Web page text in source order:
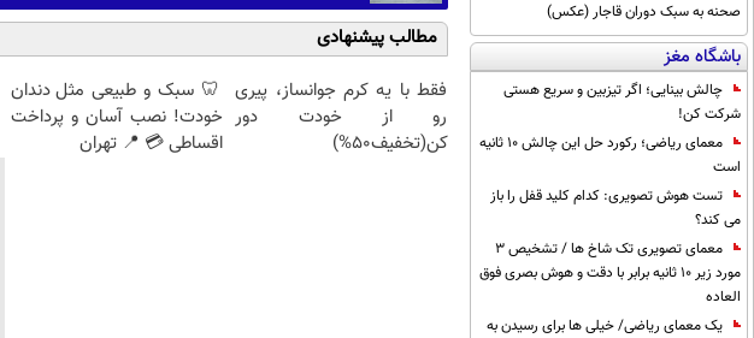
صحنه به سبک دوران قاجار (عکس)
باشگاه مغز
چالش بینایی؛ اگر تیزبین و سریع هستی
شرکت کن!
معمای ریاضی؛ رکورد حل این چالش 10 ثانیه
است
تست هوش تصویری: کدام کلید قفل را باز
می کند؟
معمای تصویری تک شاخ ها / تشخیص 3
مورد زیر 10 ثانیه برابر با دقت و هوش بصری فوق
العاده
یک معمای ریاضی/ خیلی ها برای رسیدن به
مطالب پیشنهادی
فقط با یه کرم جوانساز، پیری
رو از خودت دور
کن(تخفیف50%)
🦷 سبک و طبیعی مثل دندان
خودت! نصب آسان و پرداخت
اقساطی 💳 📍 تهران